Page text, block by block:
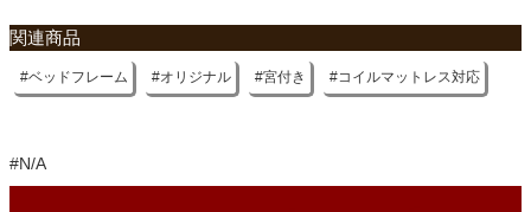
厚さ15cm以上のマットレスもしくはスプリングの入ったマット
レスをご使用ください
関連商品
ベッドフレーム オリジナル 宮付き コイルマットレス対応
#N/A